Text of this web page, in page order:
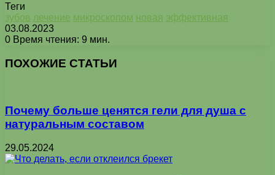
Теги
зубов лечение микроскопом новая эффективная
03.08.2023
0 Время чтения: 9 мин.
ПОХОЖИЕ СТАТЬИ
Почему больше ценятся гели для душа с
натуральным составом
29.05.2024